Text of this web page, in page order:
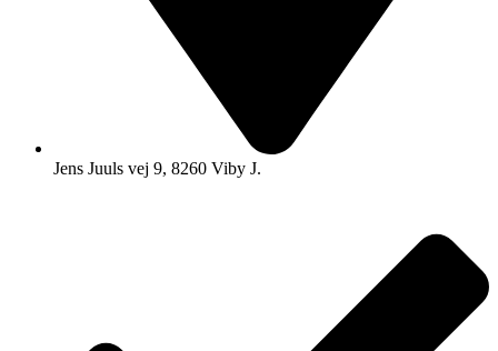
Jens Juuls vej 9, 8260 Viby J.